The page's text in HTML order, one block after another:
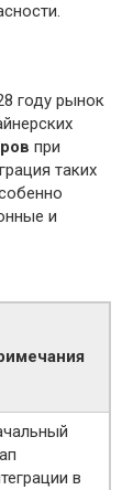
году рынок
при
таких
и
в